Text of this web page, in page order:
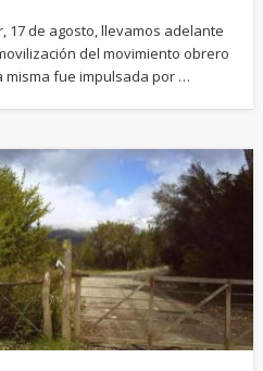
17 de agosto, llevamos adelante
del movimiento obrero
misma fue impulsada por …